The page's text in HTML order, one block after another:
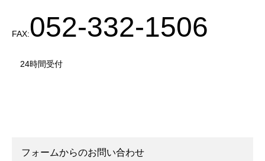
FAX:052-332-1506
24時間受付
フォームからのお問い合わせ